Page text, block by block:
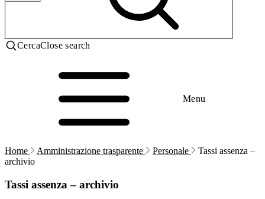
CercaClose search
Menu
Home Amministrazione trasparente Personale
Tassi assenza –
archivio
Tassi assenza – archivio